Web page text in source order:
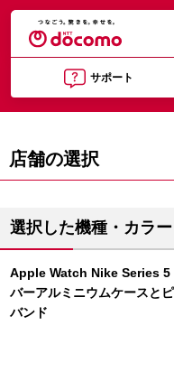
サポート
店舗の選択
選択した機種・カラー
Apple Watch Nike Series 5
バーアルミニウムケースと
バンド